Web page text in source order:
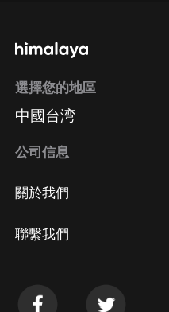
選擇您的地區
中國台湾
公司信息
關於我們
聯繫我們